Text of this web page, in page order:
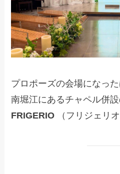
プロポーズの会場になっ
南堀江にあるチャペル併
FRIGERIO
（フリジェリ